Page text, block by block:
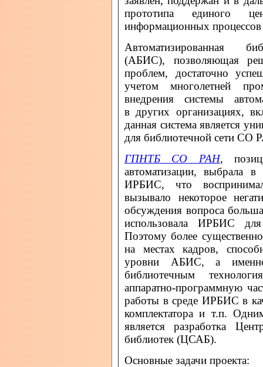
прототипа единого
информационных
Автоматизированная
(АБИС), позволяющая
проблем, достаточно
учетом многолетней
внедрения системы
в других организациях,
данная система является
для библиотечной сети СО
ГПНТБ СО РАН,
автоматизации, выбрала
ИРБИС, что
вызывало некоторое
обсуждения вопроса
использовала ИРБИС для
Поэтому более
на местах кадров,
уровни АБИС, а
библиотечным
аппаратно-программную
работы в среде ИРБИС в
комплектатора и т.п.
является разработка
библиотек (ЦСАБ).
Основные задачи проекта: